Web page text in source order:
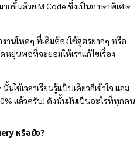
ากขึ้นด้วย M Code ซึ่งเป็นภาษาพิเศษ
านโหดๆ ที่เดิมต้องใช้สูตรยากๆ หรือ
หยุ่นพอที่จะยอมให้เราแก้ไขเรื่อง
ใช้เวลาเรียนรู้แป๊ปเดียวก็เข้าใจ แถม
แล้วครับ! ดังนั้นมันเป็นอะไรที่ทุกคน
หรือยัง?